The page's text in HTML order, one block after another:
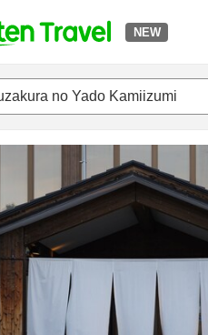
NEW
ห้องพักและแพลนพักรีวิวสิ่่งอำนวยควา